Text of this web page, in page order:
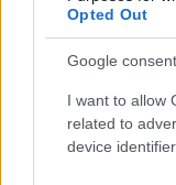
Opted Out
Google
I want to allow
related to
device
Egy
II.